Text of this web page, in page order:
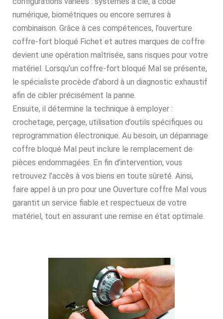
numérique, biométriques ou encore serrures à
combinaison. Grâce à ces compétences, l’ouverture
coffre-fort bloqué Fichet et autres marques de coffre
devient une opération maîtrisée, sans risques pour votre
matériel. Lorsqu’un coffre-fort bloqué Mal se présente,
le spécialiste procède d’abord à un diagnostic exhaustif
afin de cibler précisément la panne.
Ensuite, il détermine la technique à employer :
crochetage, perçage, utilisation d’outils spécifiques ou
reprogrammation électronique. Au besoin, un dépannage
coffre bloqué Mal peut inclure le remplacement de
pièces endommagées. En fin d’intervention, vous
retrouvez l’accès à vos biens en toute sûreté. Ainsi,
faire appel à un pro pour une Ouverture coffre Mal vous
garantit un service fiable et respectueux de votre
matériel, tout en assurant une remise en état optimale.